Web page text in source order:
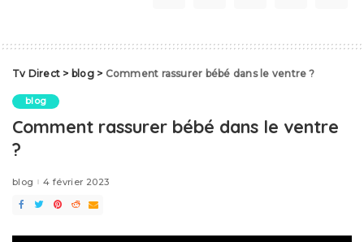
Tv Direct > blog> Comment rassurer bébé dans le ventre ?
blog
Comment rassurer bébé dans le ventre
?
blog 4 février 2023